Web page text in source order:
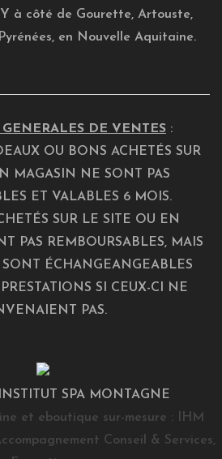
à côté de Gourette, Artouste,
en Nouvelle Aquitaine.
DE VENTES :
OU BONS ACHETÉS SUR
MAGASIN NE SONT PAS
ET VALABLES 6 MOIS.
SUR LE SITE OU EN
PAS REMBOURSABLES, MAIS
SONT ÉCHANGEANGEABLES
SI CEUX-CI NE
PAS.
SPA MONTAGNE
et eboutique sur-mesure :
IHM
Conseil & Services,